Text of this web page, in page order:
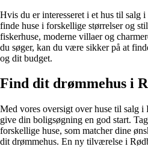
Hvis du er interesseret i et hus til salg
finde huse i forskellige størrelser og
fiskerhuse, moderne villaer og
du søger, kan du være sikker på at
og dit budget.
Find dit drømmehus i
Med vores oversigt over huse til salg
give din boligsøgning en god start.
forskellige huse, som matcher dine
dit drømmehus. En ny tilværelse i